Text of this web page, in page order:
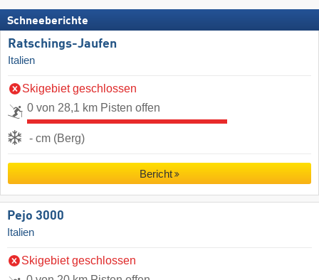
Schneeberichte
Ratschings-Jaufen
Italien
Skigebiet geschlossen
0 von 28,1 km Pisten offen
- cm (Berg)
Bericht
Pejo 3000
Italien
Skigebiet geschlossen